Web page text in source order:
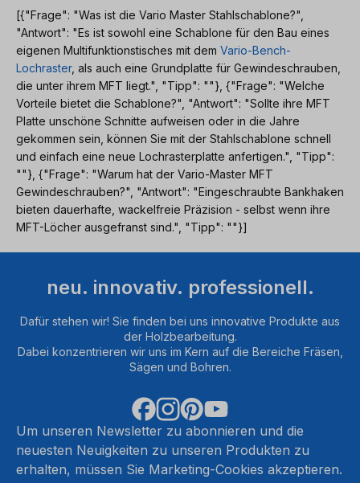
[{"Frage": "Was ist die Vario Master Stahlschablone?",
"Antwort": "Es ist sowohl eine Schablone für den Bau eines
eigenen Multifunktionstisches mit dem Vario-Bench-
Lochraster, als auch eine Grundplatte für Gewindeschrauben,
die unter ihrem MFT liegt.", "Tipp": ""}, {"Frage": "Welche
Vorteile bietet die Schablone?", "Antwort": "Sollte ihre MFT
Platte unschöne Schnitte aufweisen oder in die Jahre
gekommen sein, können Sie mit der Stahlschablone schnell
und einfach eine neue Lochrasterplatte anfertigen.", "Tipp":
""}, {"Frage": "Warum hat der Vario-Master MFT
Gewindeschrauben?", "Antwort": "Eingeschraubte Bankhaken
bieten dauerhafte, wackelfreie Präzision - selbst wenn ihre
MFT-Löcher ausgefranst sind.", "Tipp": ""}]
neu. innovativ. professionell.
Dafür stehen wir! Sie finden bei uns innovative Produkte aus
der Holzbearbeitung.
Dabei konzentrieren wir uns im Kern auf die Bereiche Fräsen,
Sägen und Bohren.
Um unseren Newsletter zu abonnieren und die
neuesten Neuigkeiten zu unseren Produkten zu
erhalten, müssen Sie Marketing-Cookies akzeptieren.